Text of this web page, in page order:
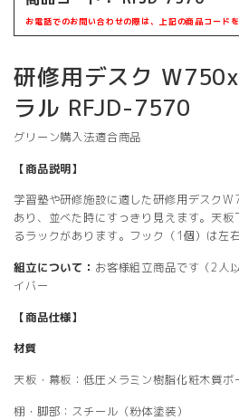
お電話でのお問い合わせの際は、上記の商品コード
研修用デスク
ラル RFJD-7570
グリーン購入法適合商品
【商品説明】
学習塾や研修施設に適した研修用デスク
あり、並べた時にすっきり見えます。天
るラックがあります。フック（1個）は左
組立について： お客様組立商品です（2人
イバー
【商品仕様】
材質
天板・幕板：低圧メラミン樹脂化粧木質
棚・脚部：スチール（粉体塗装）